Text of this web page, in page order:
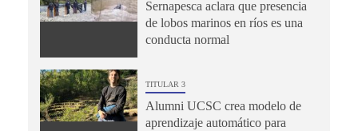
Sernapesca aclara que presencia
de lobos marinos en ríos es una
conducta normal
TITULAR 3
Alumni UCSC crea modelo de
aprendizaje automático para